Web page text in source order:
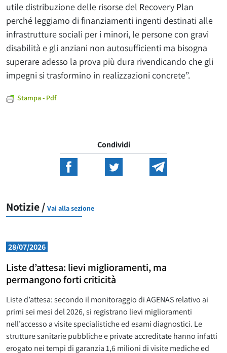
utile distribuzione delle risorse del Recovery Plan
perché leggiamo di finanziamenti ingenti destinati alle
infrastrutture sociali per i minori, le persone con gravi
disabilità e gli anziani non autosufficienti ma bisogna
superare adesso la prova più dura rivendicando che gli
impegni si trasformino in realizzazioni concrete”.
Stampa - Pdf
Condividi
Notizie / Vai alla sezione
28/07/2026
Liste d’attesa: lievi miglioramenti, ma
permangono forti criticità
Liste d’attesa: secondo il monitoraggio di AGENAS relativo ai
primi sei mesi del 2026, si registrano lievi miglioramenti
nell’accesso a visite specialistiche ed esami diagnostici. Le
strutture sanitarie pubbliche e private accreditate hanno infatti
erogato nei tempi di garanzia 1,6 milioni di visite mediche ed